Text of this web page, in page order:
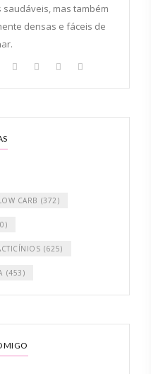
mas também
densas e fáceis de
CARB (372)
(625)
(453)